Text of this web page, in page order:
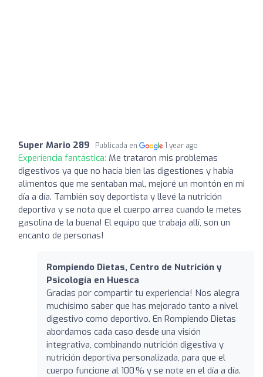
Super Mario 289 Publicada en 1 year ago
Experiencia fantástica: Me trataron mis problemas
digestivos ya que no hacía bien las digestiones y había
alimentos que me sentaban mal, mejoré un montón en mi
día a día. También soy deportista y llevé la nutrición
deportiva y se nota que el cuerpo arrea cuando le metes
gasolina de la buena! El equipo que trabaja allí, son un
encanto de personas!
Rompiendo Dietas, Centro de Nutrición y
Psicología en Huesca
Gracias por compartir tu experiencia! Nos alegra
muchísimo saber que has mejorado tanto a nivel
digestivo como deportivo. En Rompiendo Dietas
abordamos cada caso desde una visión
integrativa, combinando nutrición digestiva y
nutrición deportiva personalizada, para que el
cuerpo funcione al 100 % y se note en el día a día.